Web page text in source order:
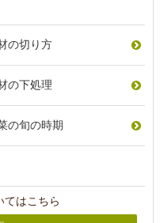
の切り方
の下処理
の旬の時期
てはこちら